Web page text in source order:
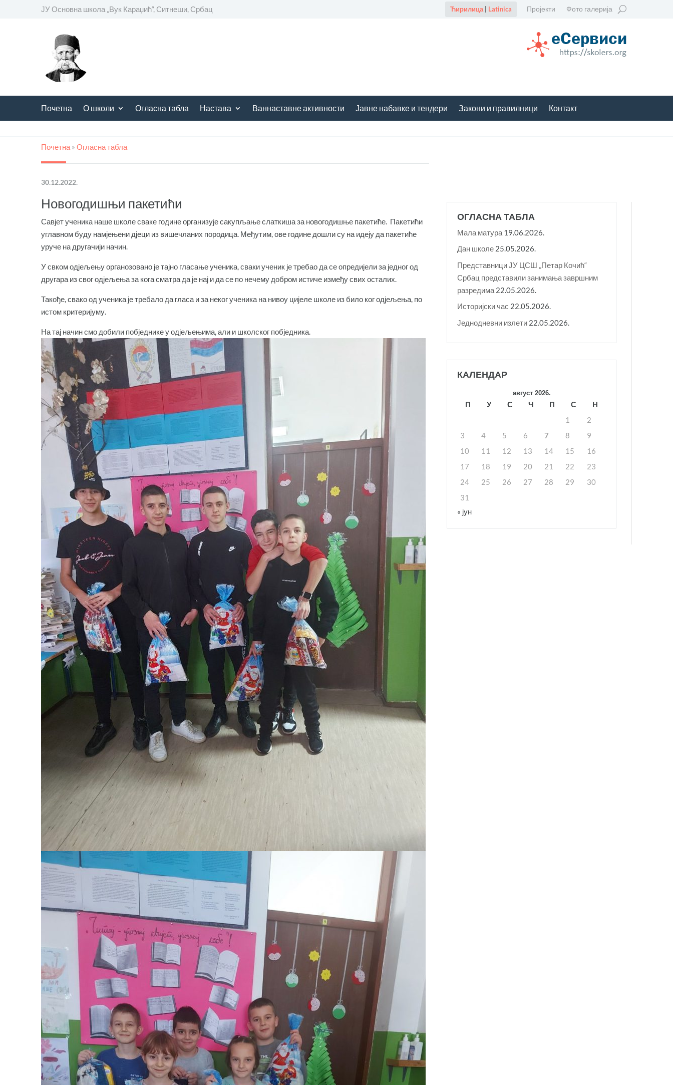
ЈУ Основна школа „Вук Караџић“, Ситнеши, Србац Пројекти Фото галерија
Ћирилица| Latinica
Почетна О школи Огласна табла Настава Ваннаставне активности Јавне набавке и тендери Закони и правилници Контакт
Почетна » Огласна табла
30.12.2022.
Новогодишњи пакетићи
Савјет ученика наше школе сваке године организује сакупљање слаткиша за новогодишње пакетиће. Пакетићи
углавном буду намјењени дјеци из вишечланих породица. Међутим, ове године дошли су на идеју да пакетиће
уруче на другачији начин.
У свком одјељењу органозовано је тајно гласање ученика, сваки ученик је требао да се опредијели за једног од
другара из свог одјељења за кога сматра да је нај и да се по нечему добром истиче између свих осталих.
Такође, свако од ученика је требало да гласа и за неког ученика на нивоу цијеле школе из било ког одјељења, по
истом критеријуму.
На тај начин смо добили побједнике у одјељењима, али и школског побједника.
ОГЛАСНА ТАБЛА
Мала матура 19.06.2026.
Дан школе 25.05.2026.
Представници ЈУ ЦСШ „Петар Кочић“
Србац представили занимања завршним
разредима 22.05.2026.
Историјски час 22.05.2026.
Једнодневни излети 22.05.2026.
КАЛЕНДАР
август 2026.
П У С Ч П С
Н
1
2
3
4 5 6 7 8
9
10
11 12 13 14 15
16
17
18 19 20 21 22
23
24
25 26 27 28 29
30
31
« јун